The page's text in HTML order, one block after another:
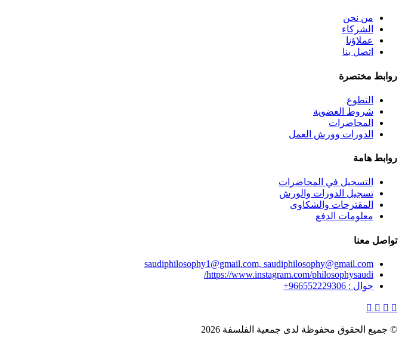
من نحن
الشركاء
عملاؤنا
اتصل بنا
روابط مختصرة
التطوع
شروط العضوية
المحاضرات
الدورات وورش العمل
روابط هامة
التسجيل في المحاضرات
تسجيل الدورات والورش
المقترحات والشكاوى
معلومات الدفع
تواصل معنا
saudiphilosophy1@gmail.com, saudiphilosophy@gmail.com
https://www.instagram.com/philosophysaudi/
جوال : 966552229306+
© جميع الحقوق محفوظة لدى جمعية الفلسفة 2026